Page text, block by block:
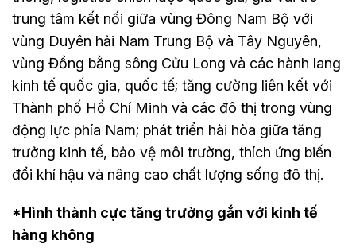
trung tâm kết nối giữa vùng Đông Nam Bộ với
vùng Duyên hải Nam Trung Bộ và Tây Nguyên,
vùng Đồng bằng sông Cửu Long và các hành lang
kinh tế quốc gia, quốc tế; tăng cường liên kết với
Thành phố Hồ Chí Minh và các đô thị trong vùng
động lực phía Nam; phát triển hài hòa giữa tăng
trưởng kinh tế, bảo vệ môi trường, thích ứng biến
đổi khí hậu và nâng cao chất lượng sống đô thị.
*Hình thành cực tăng trưởng gắn với kinh tế
hàng không